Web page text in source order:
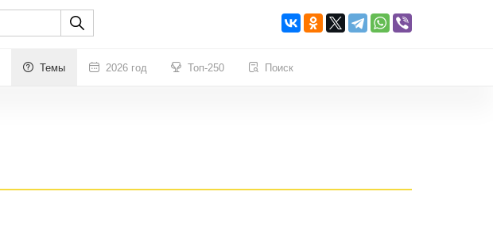
Темы 2026 год Топ-250 Поиск